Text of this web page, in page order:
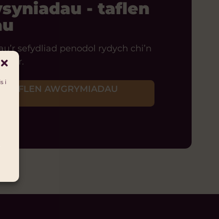
i
- taflen
sefydliad penodol rydych chi’n
TAFLEN AWGRYMIADAU